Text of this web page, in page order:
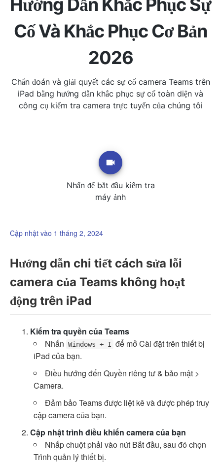
Hướng Dẫn Khắc Phục Sự
Cố Và Khắc Phục Cơ Bản
2026
Chẩn đoán và giải quyết các sự cố camera Teams trên
iPad bằng hướng dẫn khắc phục sự cố toàn diện và
công cụ kiểm tra camera trực tuyến của chúng tôi
Nhấn để bắt đầu kiểm tra
máy ảnh
Cập nhật vào 1 tháng 2, 2024
Hướng dẫn chi tiết cách sửa lỗi
camera của Teams không hoạt
động trên iPad
Kiểm tra quyền của Teams
Nhấn Windows + I để mở Cài đặt trên thiết bị
iPad của bạn.
Điều hướng đến Quyền riêng tư & bảo mật >
Camera.
Đảm bảo Teams được liệt kê và được phép truy
cập camera của bạn.
Cập nhật trình điều khiển camera của bạn
Nhấp chuột phải vào nút Bắt đầu, sau đó chọn
Trình quản lý thiết bị.